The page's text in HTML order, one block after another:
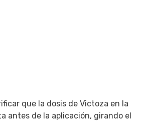
que la dosis de Victoza en la
antes de la aplicación, girando el